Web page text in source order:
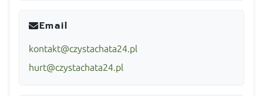
Email
kontakt@czystachata24.pl
hurt@czystachata24.pl